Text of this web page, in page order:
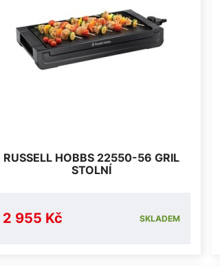
RUSSELL HOBBS 22550-56 GRIL
STOLNÍ
2 955 Kč SKLADEM